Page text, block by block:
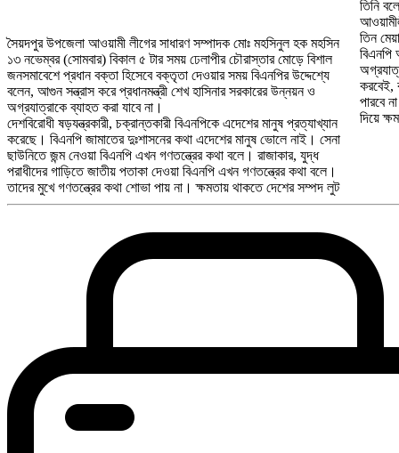
সৈয়দপুর উপজেলা আওয়ামী লীগের সাধারণ সম্পাদক মোঃ মহসিনুল হক মহসিন
১৩ নভেম্বর (সোমবার) বিকাল ৫ টার সময় ঢেলাপীর চৌরাস্তার মোড়ে বিশাল
জনসমাবেশে প্রধান বক্তা হিসেবে বক্তৃতা দেওয়ার সময় বিএনপির উদ্দেশ্যে
বলেন, আগুন সন্ত্রাস করে প্রধানমন্ত্রী শেখ হাসিনার সরকারের উন্নয়ন ও
অগ্রযাত্রাকে ব্যাহত করা যাবে না।
দেশবিরোধী ষড়যন্ত্রকারী, চক্রান্তকারী বিএনপিকে এদেশের মানুষ প্রত্যাখ্যান
করেছে। বিএনপি জামাতের দুঃশাসনের কথা এদেশের মানুষ ভোলে নাই। সেনা
ছাউনিতে জন্ম নেওয়া বিএনপি এখন গণতন্ত্রের কথা বলে। রাজাকার, যুদ্ধ
পরাধীদের গাড়িতে জাতীয় পতাকা দেওয়া বিএনপি এখন গণতন্ত্রের কথা বলে।
তাদের মুখে গণতন্ত্রের কথা শোভা পায় না। ক্ষমতায় থাকতে দেশের সম্পদ লুট
তিনি
তিন
বিএনপি
করবেই,
পারবে
দিয়ে